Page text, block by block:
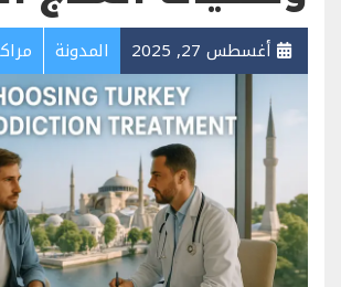
أغسطس 27, 2025 المدونة